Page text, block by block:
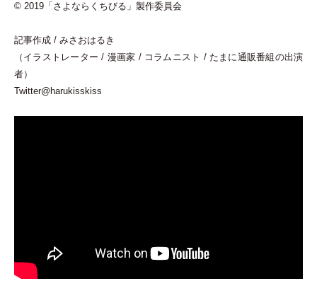
© 2019 「 さよならくちびる 」 製作委員会
記事作成 / みさおはるき
（ イラストレーター / 漫画家 / コラムニスト / たまに通販番組の出演
者）
Twitter@harukisskiss